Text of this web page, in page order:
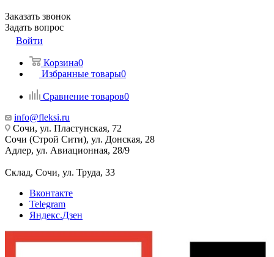
Заказать звонок
Задать вопрос
Войти
Корзина0
Избранные товары0
Сравнение товаров0
info@fleksi.ru
Сочи, ул. Пластунская, 72
Сочи (Строй Сити), ул. Донская, 28
Адлер, ул. Авиационная, 28/9
Склад, Сочи, ул. Труда, 33
Вконтакте
Telegram
Яндекс.Дзен